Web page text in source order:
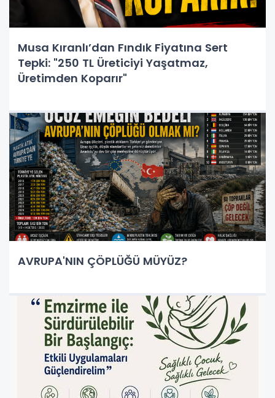
Musa Kıranlı’dan Fındık Fiyatına Sert
Tepki: "250 TL Üreticiyi Yaşatmaz,
Üretimden Koparır"
AVRUPA'NIN ÇÖPLÜĞÜ MÜYÜZ?